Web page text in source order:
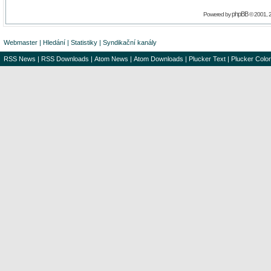
Powered byphpBB© 2001,
Webmaster | Hledání | Statistiky | Syndikační kanály
RSS News | RSS Downloads | Atom News | Atom Downloads | Plucker Text | Plucker Color